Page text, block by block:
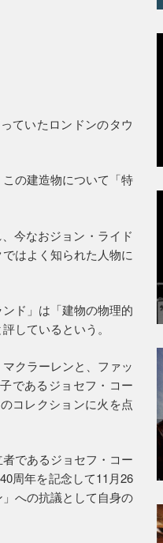
ていたロンドンのタウ
の建造物について「特
今なおジョン・ライド
はよく知られた人物に
ド」は「建物の物理的
しているという。
クラーレンと、ファッ
であるジョセフ・コー
コレクションに火を点
であるジョセフ・コー
周年を記念して11月26
への抗議として自身の